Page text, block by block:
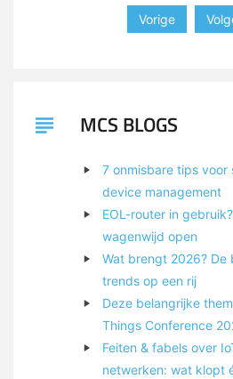
Vorige
MCS BLOGS
7 onmisbare tips voor
device management
EOL-router in
wagenwijd open
Wat brengt 2026? De
trends op een rij
Deze belangrijke
Things Conference
Feiten & fabels over
netwerken: wat klopt